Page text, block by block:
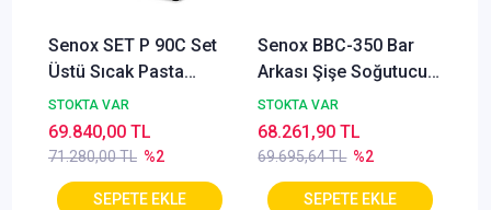
Senox SET P 90C Set
Üstü Sıcak Pasta
Teşhir Dolabı,
Panaromik Cam,
90x60x70 cm
STOKTA VAR
71.280,00 TL %2
69.840,00 TL
Senox BBC-350 Bar
Arkası Şişe Soğutucu
Dolap, 3 Kapılı
STOKTA VAR
69.695,64 TL %2
68.261,90 TL